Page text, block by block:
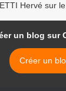
Hervé sur
un blog sur
Créer un